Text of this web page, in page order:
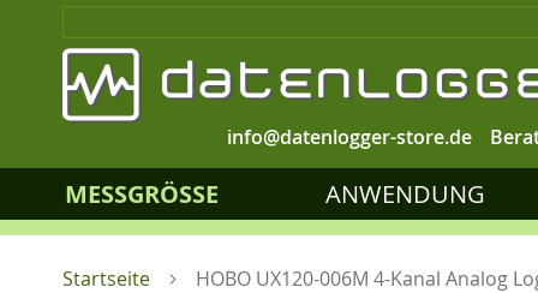
info@datenlogger-store.de
MESSGRÖSSE ANWENDUNG
Startseite HOBO UX120-006M 4-Kanal Analog